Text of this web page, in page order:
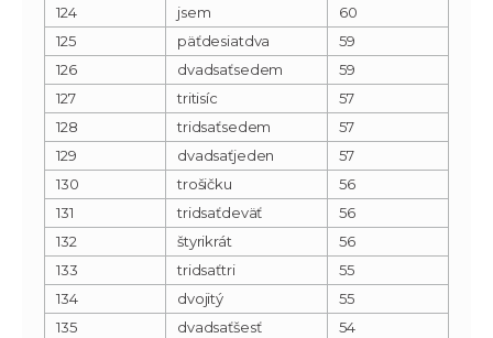
124
jsem
60
125
päťdesiatdva
59
126
dvadsaťsedem
59
127
tritisíc
57
128
tridsaťsedem
57
129
dvadsaťjeden
57
130
trošičku
56
131
tridsaťdeväť
56
132
štyrikrát
56
133
tridsaťtri
55
134
dvojitý
55
135
dvadsaťšesť
54